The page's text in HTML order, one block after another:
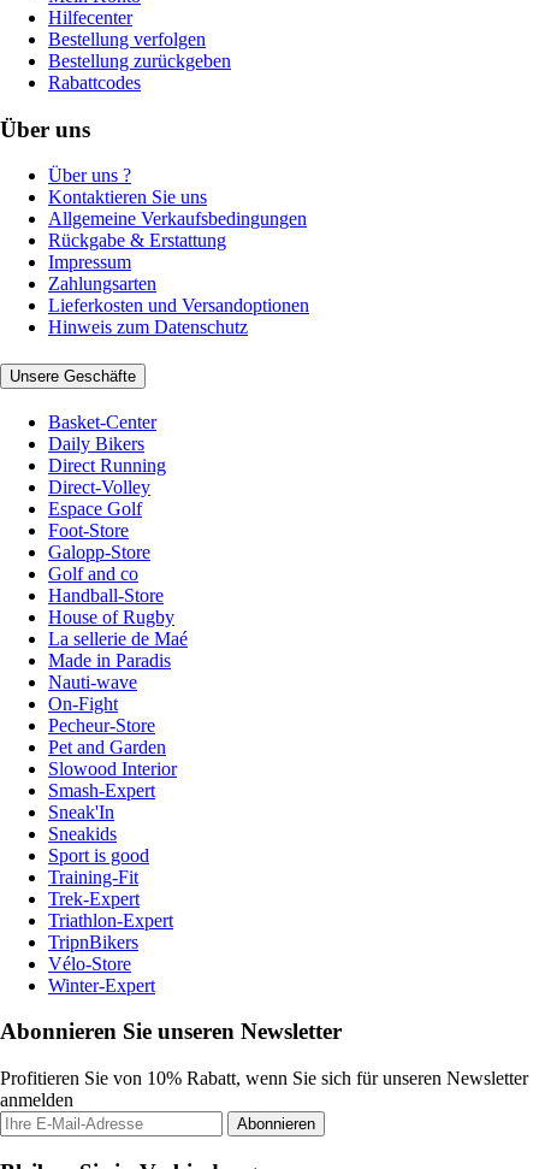
Hilfecenter
Bestellung verfolgen
Bestellung zurückgeben
Rabattcodes
Über uns
Über uns ?
Kontaktieren Sie uns
Allgemeine Verkaufsbedingungen
Rückgabe & Erstattung
Impressum
Zahlungsarten
Lieferkosten und Versandoptionen
Hinweis zum Datenschutz
Unsere Geschäfte
Basket-Center
Daily Bikers
Direct Running
Direct-Volley
Espace Golf
Foot-Store
Galopp-Store
Golf and co
Handball-Store
House of Rugby
La sellerie de Maé
Made in Paradis
Nauti-wave
On-Fight
Pecheur-Store
Pet and Garden
Slowood Interior
Smash-Expert
Sneak'In
Sneakids
Sport is good
Training-Fit
Trek-Expert
Triathlon-Expert
TripnBikers
Vélo-Store
Winter-Expert
Abonnieren Sie unseren Newsletter
Profitieren Sie von 10% Rabatt, wenn Sie sich für unseren Newsletter
anmelden
Abonnieren